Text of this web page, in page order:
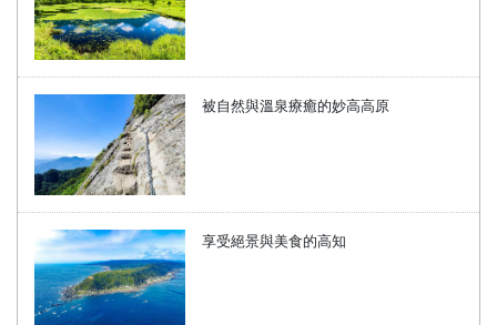
被自然與溫泉療癒的妙高高原
享受絕景與美食的高知